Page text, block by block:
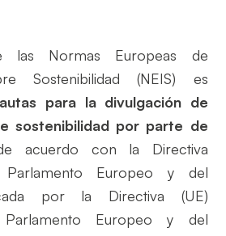
las Normas Europeas de
Sostenibilidad (NEIS) es
para la divulgación de
sostenibilidad por parte de
acuerdo con la Directiva
Parlamento Europeo y del
por la Directiva (UE)
Europeo y del